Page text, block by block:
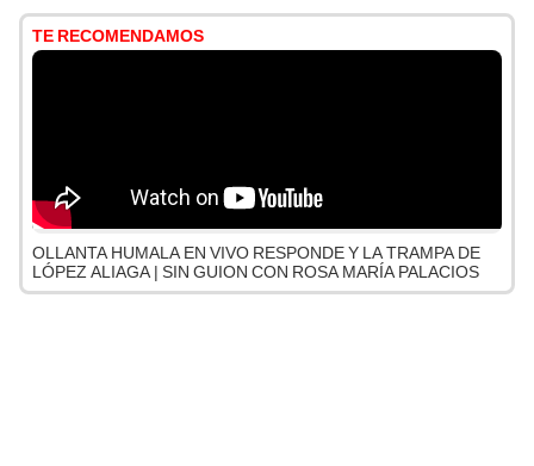
TE RECOMENDAMOS
OLLANTA HUMALA EN VIVO RESPONDE Y LA TRAMPA DE
LÓPEZ ALIAGA | SIN GUION CON ROSA MARÍA PALACIOS